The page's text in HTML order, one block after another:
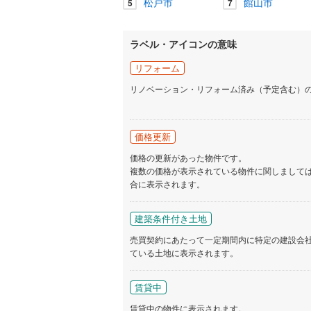
ラベル・アイコンの意味
リフォーム
リノベーション・リフォーム済み（予定含む）
価格更新
価格の更新があった物件です。
複数の価格が表示されている物件に関しまして
合に表示されます。
建築条件付き土地
売買契約にあたって一定期間内に特定の建設会
ている土地に表示されます。
賃貸中
賃貸中の物件に表示されます。